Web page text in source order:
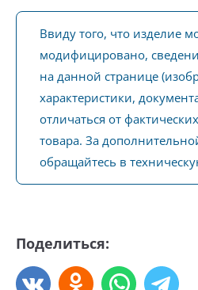
Ввиду того, что изделие
модифицировано,
на данной странице
характеристики,
отличаться от
товара. За
обращайтесь в
Поделиться: